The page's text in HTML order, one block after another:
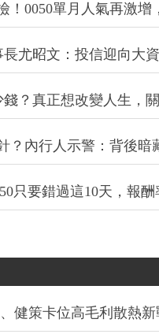
！0050單月人氣再激增
尤昭文：投信迎向大
？真正想改變人生，關
？內行人示警：背後暗
只要錯過這10天，報
健策卡位高毛利散熱新